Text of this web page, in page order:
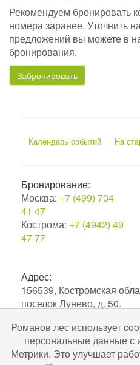
Рекомендуем бронировать
номера заранее. Уточнить
предложений вы можете в
бронирования.
Забронировать
Календарь событий На
Бронирование:
Москва: +7 (499) 704
41 47
Кострома: +7 (4942) 49
47 77
Адрес:
156539, Костромская
поселок Лунево, д. 50.
2010–2026. Экоотель
№С442024004256 в ЕРОК
индустрии. Разработка и
Романов лес использует
персональные данные с
Метрики. Это улучшает